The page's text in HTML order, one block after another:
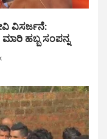
ವಿಸರ್ಜನೆ:
ಹಬ್ಬ ಸಂಪನ್ನ